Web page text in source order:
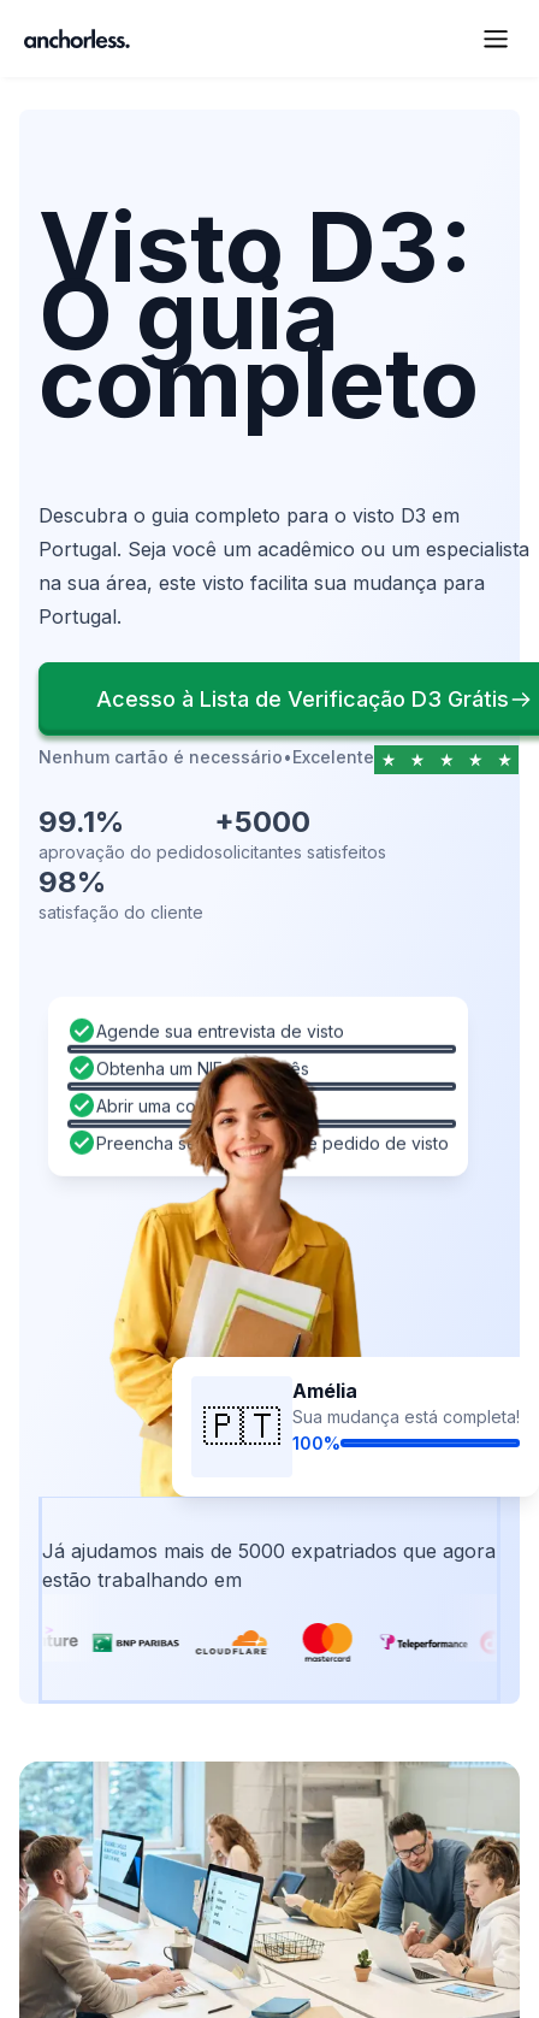
Visto D3:
O guia
completo
Descubra o guia completo para o visto D3 em
Portugal. Seja você um acadêmico ou um especialista
na sua área, este visto facilita sua mudança para
Portugal.
Acesso à Lista de Verificação D3 Grátis
Nenhum cartão é necessário•Excelente
99.1%
aprovação do pedido
+5000
solicitantes satisfeitos
98%
satisfação do cliente
🇵🇹
Amélia
Sua mudança está completa!
100%
Agende sua entrevista de visto
Obtenha um NIF português
Abrir uma conta bancária
Preencha seu formulário de pedido de visto
Já ajudamos mais de 5000 expatriados que agora
estão trabalhando em